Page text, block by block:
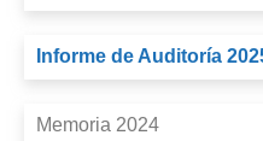
Informe de Auditoría
Memoria 2024